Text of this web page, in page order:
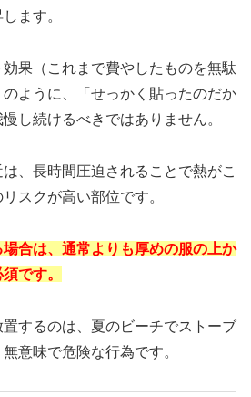
ます。
果（これまで費やしたものを無駄
ように、「せっかく貼ったのだか
し続けるべきではありません。
、長時間圧迫されることで熱がこ
スクが高い部位です。
合は、通常よりも厚めの服の上か
です。
するのは、夏のビーチでストーブ
意味で危険な行為です。